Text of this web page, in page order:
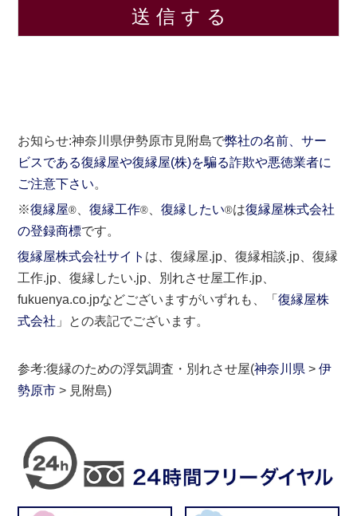
お知らせ:神奈川県伊勢原市見附島で弊社の名前、サー
ビスである復縁屋や復縁屋(株)を騙る詐欺や悪徳業者に
ご注意下さい。
※復縁屋® 、復縁工作® 、復縁したい®は復縁屋株式会社
の登録商標です。
復縁屋株式会社サイト は、復縁屋.jp、復縁相談.jp、復縁
工作.jp、復縁したい.jp、別れさせ屋工作.jp、
fukuenya.co.jpなどございますがいずれも、「復縁屋株
式会社 」との表記でございます。
参考:復縁のための浮気調査・別れさせ屋(神奈川県 >伊
勢原市 > 見附島)